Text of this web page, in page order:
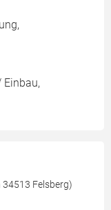
Einbau,
Felsberg)